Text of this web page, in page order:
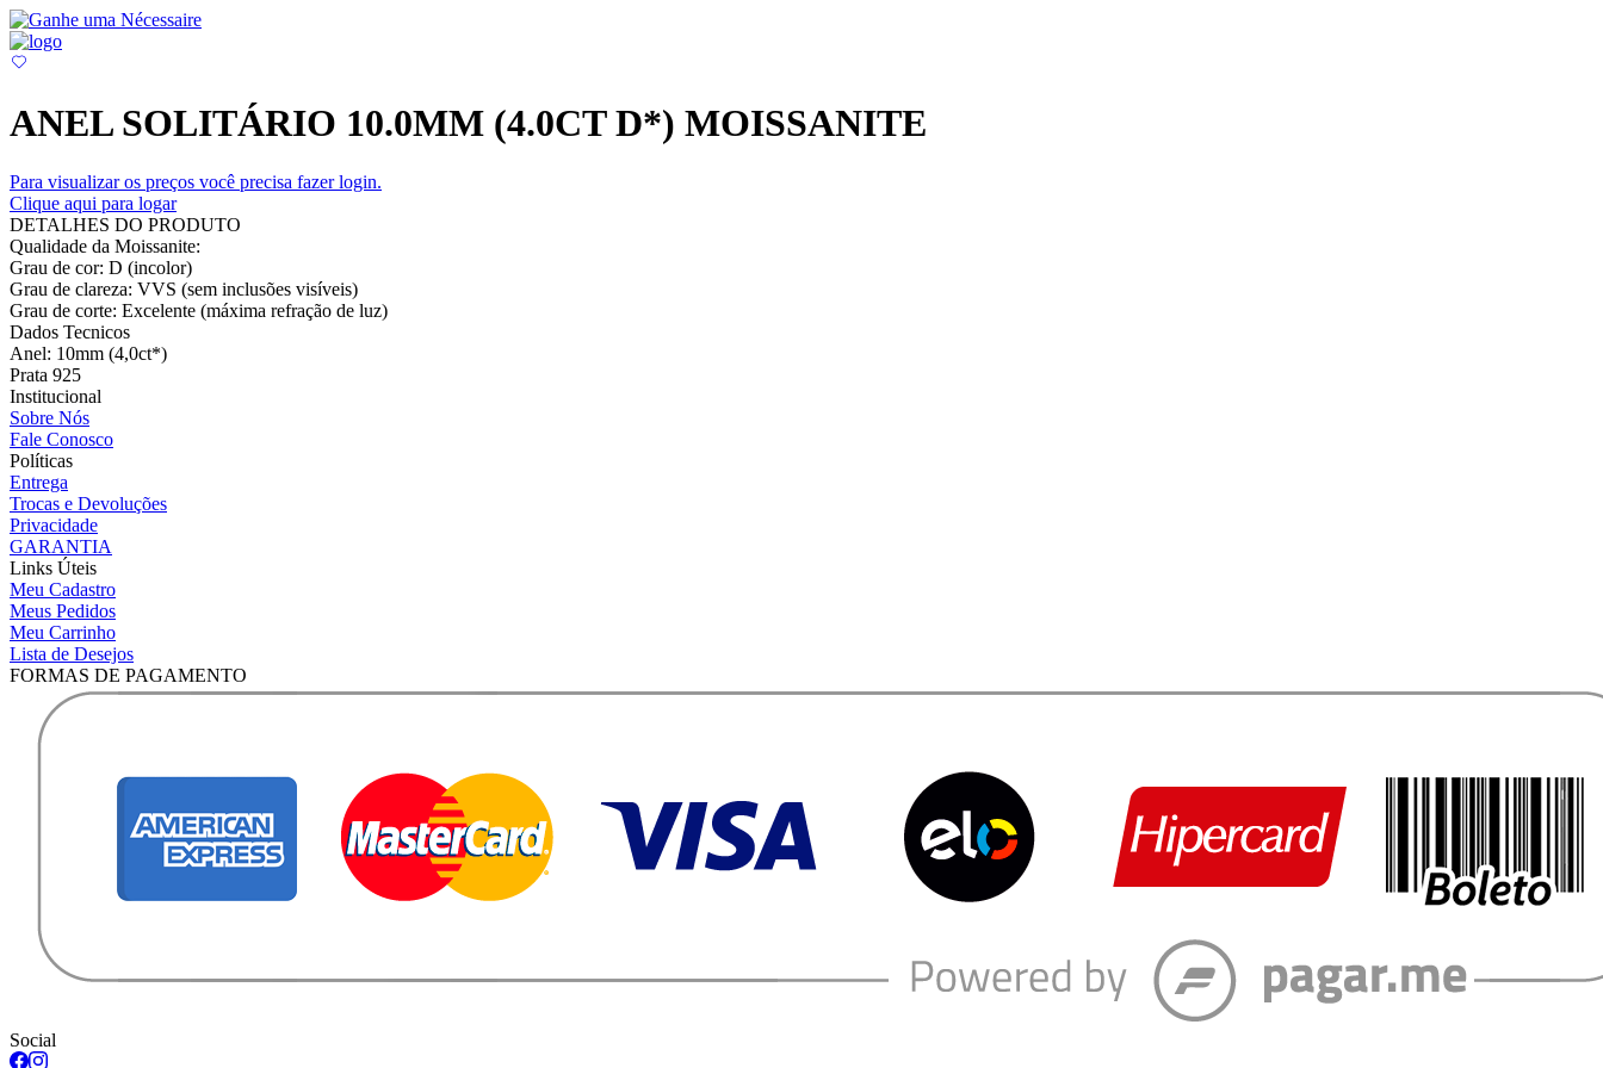
ANEL SOLITÁRIO 10.0MM (4.0CT D*) MOISSANITE
Para visualizar os preços você precisa fazer login.
Clique aqui para logar
DETALHES DO PRODUTO
Qualidade da Moissanite:
Grau de cor: D (incolor)
Grau de clareza: VVS (sem inclusões visíveis)
Grau de corte: Excelente (máxima refração de luz)
Dados Tecnicos
Anel: 10mm (4,0ct*)
Prata 925
Institucional
Sobre Nós
Fale Conosco
Políticas
Entrega
Trocas e Devoluções
Privacidade
GARANTIA
Links Úteis
Meu Cadastro
Meus Pedidos
Meu Carrinho
Lista de Desejos
FORMAS DE PAGAMENTO
Social